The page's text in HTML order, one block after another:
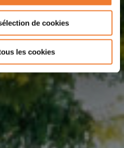
de cookies
les cookies